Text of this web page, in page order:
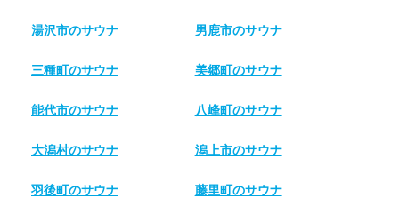
湯沢市のサウナ 男鹿市のサウナ
三種町のサウナ 美郷町のサウナ
能代市のサウナ 八峰町のサウナ
大潟村のサウナ 潟上市のサウナ
羽後町のサウナ 藤里町のサウナ